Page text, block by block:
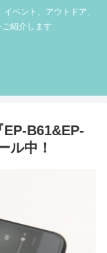
ベント、アウトドア、
紹介します
B61&EP-
ル中！